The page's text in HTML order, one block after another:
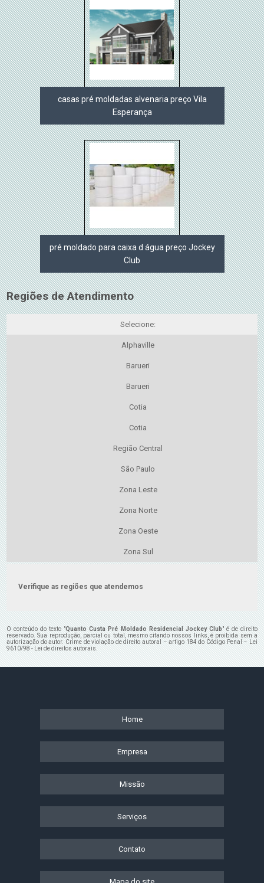
casas pré moldadas alvenaria preço Vila
Esperança
pré moldado para caixa d água preço Jockey
Club
Regiões de Atendimento
Selecione:
Alphaville
Barueri
Barueri
Cotia
Cotia
Região Central
São Paulo
Zona Leste
Zona Norte
Zona Oeste
Zona Sul
Verifique as regiões que atendemos
O conteúdo do texto "Quanto Custa Pré Moldado Residencial Jockey Club" é de direito
reservado. Sua reprodução, parcial ou total, mesmo citando nossos links, é proibida sem a
autorização do autor. Crime de violação de direito autoral – artigo 184 do Código Penal –Lei
9610/98 - Lei de direitos autorais.
Home
Empresa
Missão
Serviços
Contato